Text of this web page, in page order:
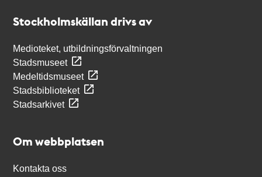
Stockholmskällan drivs av
Medioteket, utbildningsförvaltningen
Stadsmuseet
Medeltidsmuseet
Stadsbiblioteket
Stadsarkivet
Om webbplatsen
Kontakta oss